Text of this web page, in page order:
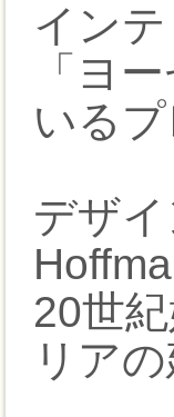
イン
「ヨ
いる
デザ
20世
リアの